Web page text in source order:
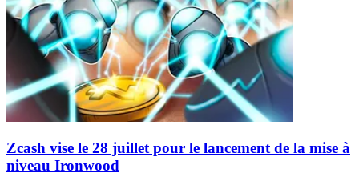
Zcash vise le 28 juillet pour le lancement de la mise à
niveau Ironwood